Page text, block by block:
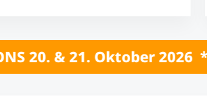
*** CLICK HERE ***